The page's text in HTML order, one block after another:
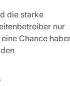
die starke
nur
Chance